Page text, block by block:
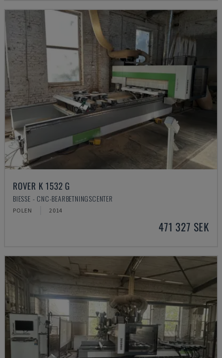
ROVER K 1532 G
BIESSE - CNC-BEARBETNINGSCENTER
POLEN 2014
471 327 SEK